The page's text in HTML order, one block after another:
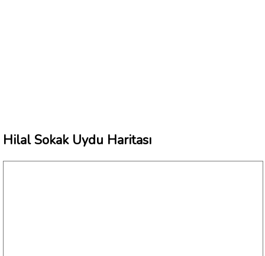
Hilal Sokak Uydu Haritası